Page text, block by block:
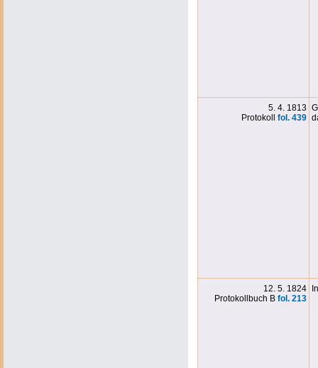
5. 4. 1813
Protokoll fol. 439
12. 5. 1824
Protokollbuch B fol. 213